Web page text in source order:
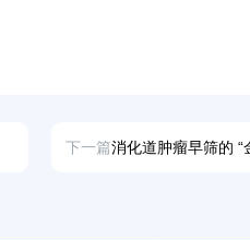
下一篇消化道肿瘤早筛的 “